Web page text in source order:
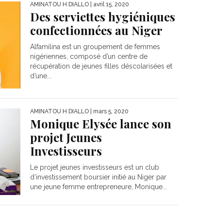
AMINATOU H DIALLO | avril 15, 2020
Des serviettes hygiéniques
confectionnées au Niger
Alfamilina est un groupement de femmes
nigériennes, composé d’un centre de
récupération de jeunes filles déscolarisées et
d’une...
AMINATOU H DIALLO | mars 5, 2020
Monique Elysée lance son
projet Jeunes
Investisseurs
Le projet jeunes investisseurs est un club
d’investissement boursier initié au Niger par
une jeune femme entrepreneure, Monique...